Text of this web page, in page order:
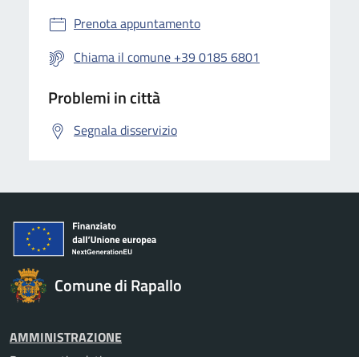
Prenota appuntamento
Chiama il comune +39 0185 6801
Problemi in città
Segnala disservizio
Comune di Rapallo
AMMINISTRAZIONE